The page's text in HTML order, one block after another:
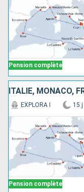
Pension complète
Pension complète
EXPLORA I 15 j